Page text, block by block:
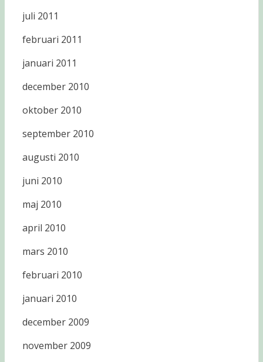
juli 2011
februari 2011
januari 2011
december 2010
oktober 2010
september 2010
augusti 2010
juni 2010
maj 2010
april 2010
mars 2010
februari 2010
januari 2010
december 2009
november 2009